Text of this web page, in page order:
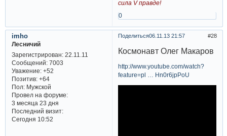
сила V правде!
0
Поделиться 28
06.11.13 21:57
imho
Лесничий
Зарегистрирован: 22.11.11
Сообщений:7003
Уважение: +52
Позитив: +64
Пол:Мужской
Провел на форуме:
3 месяца 23 дня
Последний визит:
Сегодня 10:52
Космонавт Олег Макаров
http://www.youtube.com/watch?
feature=pl … Hn0r6jpPoU